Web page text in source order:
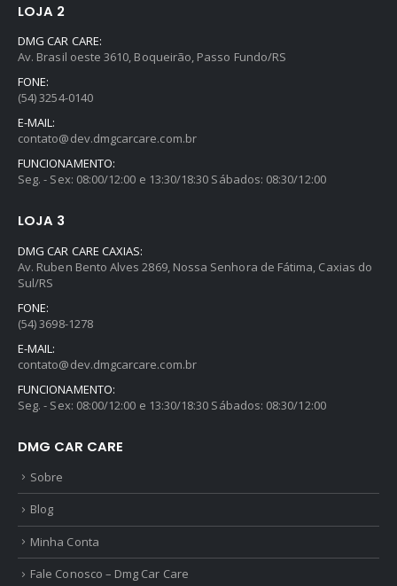
LOJA 2
DMG CAR CARE:
Av. Brasil oeste 3610, Boqueirão, Passo Fundo/RS
FONE:
(54) 3254-0140
E-MAIL:
contato@dev.dmgcarcare.com.br
FUNCIONAMENTO:
Seg. - Sex: 08:00/12:00 e 13:30/18:30 Sábados: 08:30/12:00
LOJA 3
DMG CAR CARE CAXIAS:
Av. Ruben Bento Alves 2869, Nossa Senhora de Fátima, Caxias do
Sul/RS
FONE:
(54) 3698-1278
E-MAIL:
contato@dev.dmgcarcare.com.br
FUNCIONAMENTO:
Seg. - Sex: 08:00/12:00 e 13:30/18:30 Sábados: 08:30/12:00
DMG CAR CARE
Sobre
Blog
Minha Conta
Fale Conosco – Dmg Car Care